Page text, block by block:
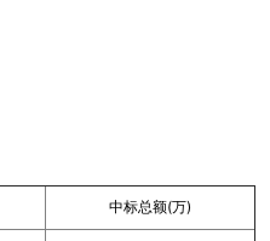
中标总额(万)